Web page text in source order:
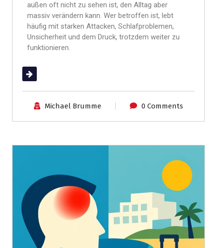
außen oft nicht zu sehen ist, den Alltag aber
massiv verändern kann. Wer betroffen ist, lebt
häufig mit starken Attacken, Schlafproblemen,
Unsicherheit und dem Druck, trotzdem weiter zu
funktionieren.
(mehr …)
Michael Brumme 0 Comments